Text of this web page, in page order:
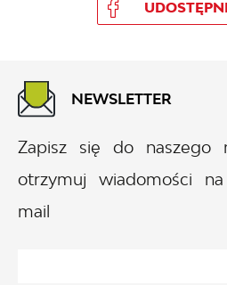
NEWSLETTER
Zapisz się do naszego
otrzymuj wiadomości
mail